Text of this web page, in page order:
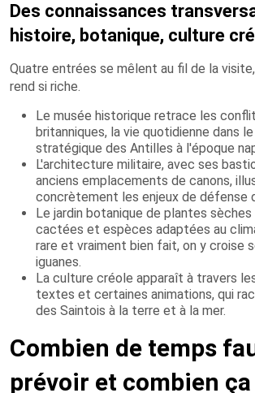
Des connaissances
histoire, botanique, culture
Quatre entrées se mêlent au fil de la
rend si riche.
Le musée historique retrace les
britanniques, la vie quotidienne dans
stratégique des Antilles à l'époque
L'architecture militaire, avec ses
anciens emplacements de canons,
concrètement les enjeux de défense
Le jardin botanique de plantes
cactées et espèces adaptées au
rare et vraiment bien fait, on y croise
iguanes.
La culture créole apparaît à travers
textes et certaines animations, qui
des Saintois à la terre et à la mer.
Combien de temps
prévoir et combien